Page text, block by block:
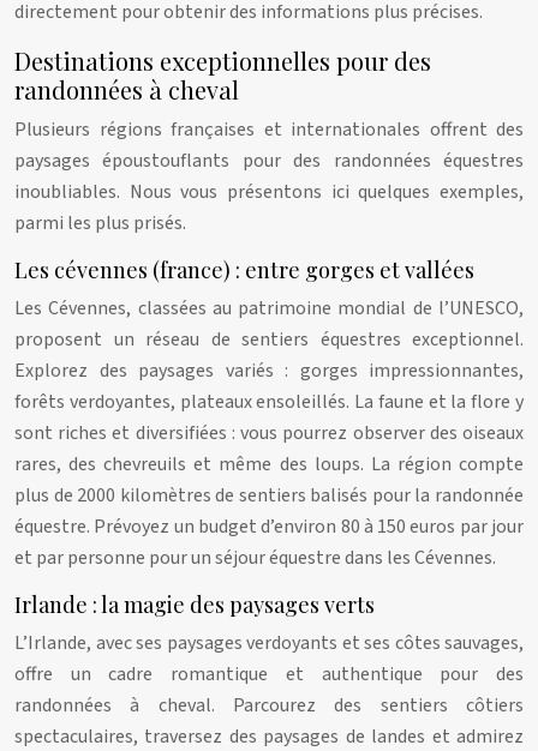
directement pour obtenir des informations plus précises.
Destinations exceptionnelles pour des
randonnées à cheval
Plusieurs régions françaises et internationales offrent des
paysages époustouflants pour des randonnées équestres
inoubliables. Nous vous présentons ici quelques exemples,
parmi les plus prisés.
Les cévennes (france) : entre gorges et vallées
Les Cévennes, classées au patrimoine mondial de l’UNESCO,
proposent un réseau de sentiers équestres exceptionnel.
Explorez des paysages variés : gorges impressionnantes,
forêts verdoyantes, plateaux ensoleillés. La faune et la flore y
sont riches et diversifiées : vous pourrez observer des oiseaux
rares, des chevreuils et même des loups. La région compte
plus de 2000 kilomètres de sentiers balisés pour la randonnée
équestre. Prévoyez un budget d’environ 80 à 150 euros par jour
et par personne pour un séjour équestre dans les Cévennes.
Irlande : la magie des paysages verts
L’Irlande, avec ses paysages verdoyants et ses côtes sauvages,
offre un cadre romantique et authentique pour des
randonnées à cheval. Parcourez des sentiers côtiers
spectaculaires, traversez des paysages de landes et admirez